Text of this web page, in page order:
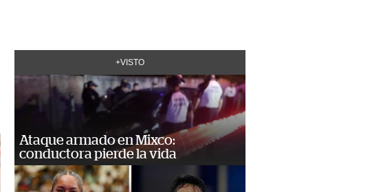
+VISTO
Ataque armado en Mixco:
conductora pierde la vida